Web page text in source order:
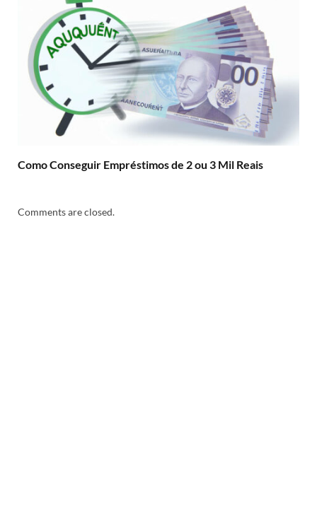
Como Conseguir Empréstimos de 2 ou 3 Mil Reais
Comments are closed.